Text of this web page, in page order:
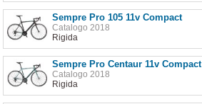
Sempre Pro 105 11v Compact
Catalogo 2018
Rigida
Sempre Pro Centaur 11v Compact
Catalogo 2018
Rigida